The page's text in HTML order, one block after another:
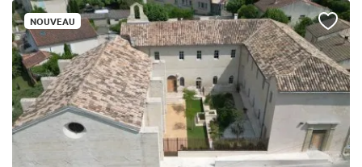
NOUVEAU